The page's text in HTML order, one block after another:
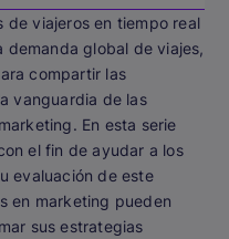
de viajeros en tiempo real
global de viajes,
compartir las
vanguardia de las
En esta serie
el fin de ayudar a los
evaluación de este
en marketing pueden
sus estrategias